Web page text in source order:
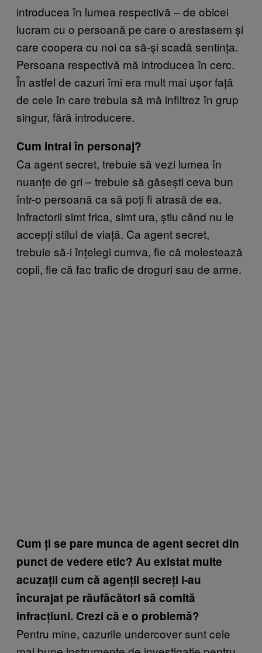
introducea în lumea respectivă – de obicei
lucram cu o persoană pe care o arestasem și
care coopera cu noi ca să-și scadă sentința.
Persoana respectivă mă introducea în cerc.
În astfel de cazuri îmi era mult mai ușor față
de cele în care trebuia să mă infiltrez în grup
singur, fără introducere.
Cum intrai în personaj?
Ca agent secret, trebuie să vezi lumea în
nuanțe de gri – trebuie să găsești ceva bun
într-o persoană ca să poți fi atrasă de ea.
Infractorii simt frica, simt ura, știu când nu le
accepți stilul de viață. Ca agent secret,
trebuie să-i înțelegi cumva, fie că molestează
copii, fie că fac trafic de droguri sau de arme.
Cum ți se pare munca de agent secret din
punct de vedere etic? Au existat multe
acuzații cum că agenții secreți i-au
încurajat pe răufăcători să comită
infracțiuni. Crezi că e o problemă?
Pentru mine, cazurile undercover sunt cele